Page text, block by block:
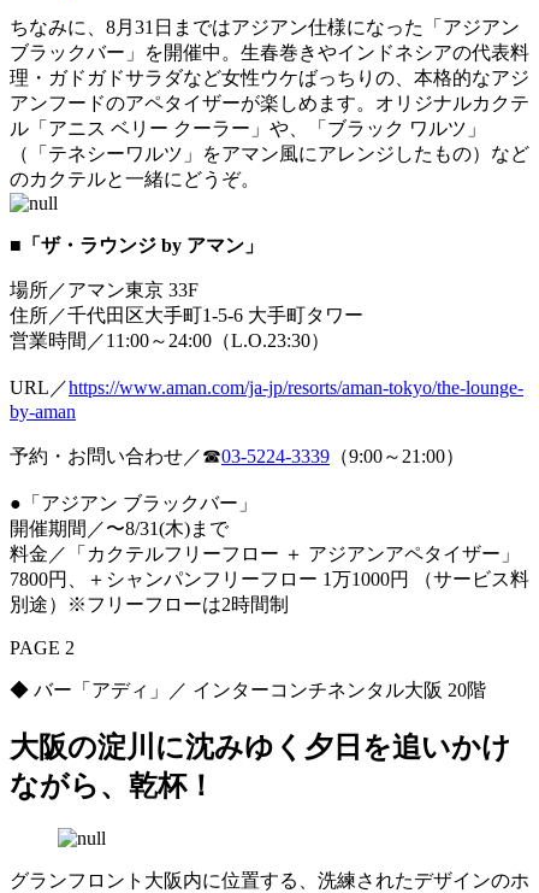
ちなみに、8月31日まではアジアン仕様になった「アジアン
ブラックバー」を開催中。生春巻きやインドネシアの代表料
理・ガドガドサラダなど女性ウケばっちりの、本格的なアジ
アンフードのアペタイザーが楽しめます。オリジナルカクテ
ル「アニス ベリー クーラー」や、「ブラック ワルツ」
（「テネシーワルツ」をアマン風にアレンジしたもの）など
のカクテルと一緒にどうぞ。
■「ザ・ラウンジ by アマン」
場所／アマン東京 33F
住所／千代田区大手町1-5-6 大手町タワー
営業時間／11:00～24:00（L.O.23:30）
URL／https://www.aman.com/ja-jp/resorts/aman-tokyo/the-lounge-
by-aman
予約・お問い合わせ／☎03-5224-3339 （9:00～21:00）
●「アジアン ブラックバー」
開催期間／〜8/31(木)まで
料金／「カクテルフリーフロー ＋ アジアンアペタイザー」
7800円、＋シャンパンフリーフロー 1万1000円 （サービス料
別途）※フリーフローは2時間制
PAGE 2
◆ バー「アディ」／ インターコンチネンタル大阪 20階
大阪の淀川に沈みゆく夕日を追いかけ
ながら、乾杯！
グランフロント大阪内に位置する、洗練されたデザインのホ